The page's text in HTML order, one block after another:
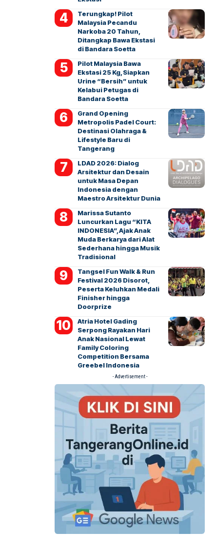
Terungkap! Pilot
Malaysia Pecandu
Narkoba 20 Tahun,
Ditangkap Bawa Ekstasi
di Bandara Soetta
Pilot Malaysia Bawa
Ekstasi 25 Kg, Siapkan
Urine “Bersih” untuk
Kelabui Petugas di
Bandara Soetta
Grand Opening
Metropolis Padel Court:
Destinasi Olahraga &
Lifestyle Baru di
Tangerang
LDAD 2026: Dialog
Arsitektur dan Desain
untuk Masa Depan
Indonesia dengan
Maestro Arsitektur Dunia
Marissa Sutanto
Luncurkan Lagu “KITA
INDONESIA”, Ajak Anak
Muda Berkarya dari Alat
Sederhana hingga Musik
Tradisional
Tangsel Fun Walk & Run
Festival 2026 Disorot,
Peserta Keluhkan Medali
Finisher hingga
Doorprize
Atria Hotel Gading
Serpong Rayakan Hari
Anak Nasional Lewat
Family Coloring
Competition Bersama
Greebel Indonesia
- Advertisement -